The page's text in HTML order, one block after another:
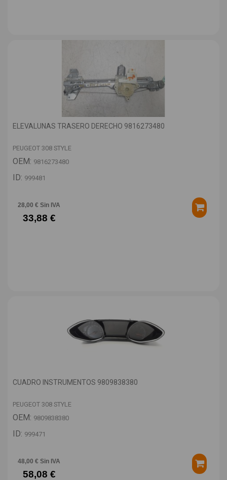
ELEVALUNAS TRASERO DERECHO 9816273480
PEUGEOT 308 STYLE
OEM: 9816273480
ID: 999481
28,00 € Sin IVA
33,88 €
CUADRO INSTRUMENTOS 9809838380
PEUGEOT 308 STYLE
OEM: 9809838380
ID: 999471
48,00 € Sin IVA
58,08 €